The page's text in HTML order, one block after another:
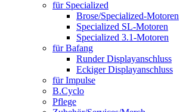
für Specialized
Brose/Specialized-Motoren
Specialized SL-Motoren
Specialized 3.1-Motoren
für Bafang
Runder Displayanschluss
Eckiger Displayanschluss
für Impulse
B.Cyclo
Pflege